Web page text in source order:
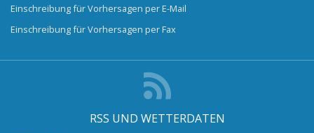
Einschreibung für Vorhersagen per E-Mail
Einschreibung für Vorhersagen per Fax
RSS UND WETTERDATEN